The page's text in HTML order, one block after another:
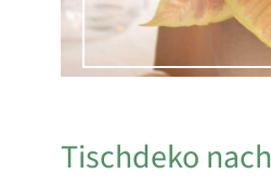
Tischdeko nach